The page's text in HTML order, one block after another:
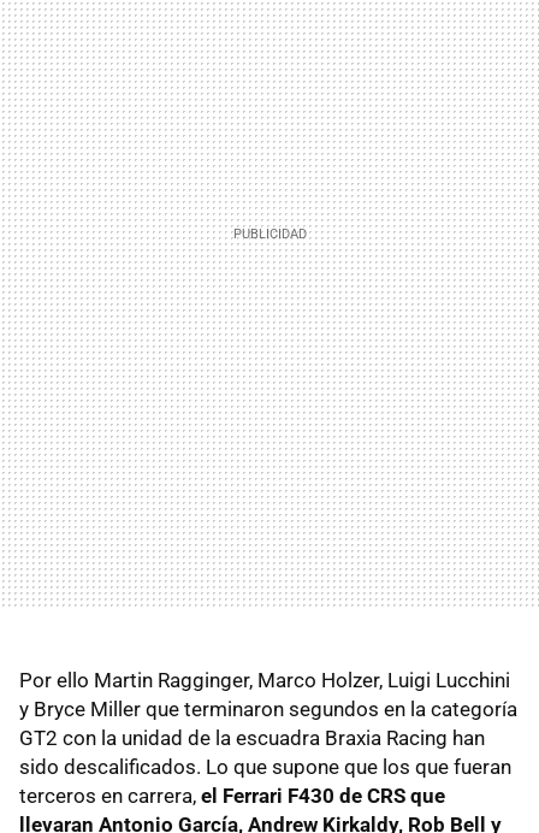
Por ello Martin Ragginger, Marco Holzer, Luigi Lucchini
y Bryce Miller que terminaron segundos en la categoría
GT2 con la unidad de la escuadra Braxia Racing han
sido descalificados. Lo que supone que los que fueran
terceros en carrera, el Ferrari F430 de CRS que
llevaran Antonio García, Andrew Kirkaldy, Rob Bell y